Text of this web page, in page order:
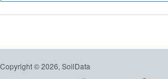
Copyright © 2026, SoilData